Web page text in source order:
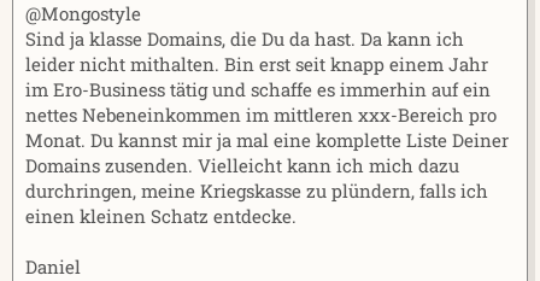
@Mongostyle
Sind ja klasse Domains, die Du da hast. Da kann ich
leider nicht mithalten. Bin erst seit knapp einem Jahr
im Ero-Business tätig und schaffe es immerhin auf ein
nettes Nebeneinkommen im mittleren xxx-Bereich pro
Monat. Du kannst mir ja mal eine komplette Liste Deiner
Domains zusenden. Vielleicht kann ich mich dazu
durchringen, meine Kriegskasse zu plündern, falls ich
einen kleinen Schatz entdecke.
Daniel